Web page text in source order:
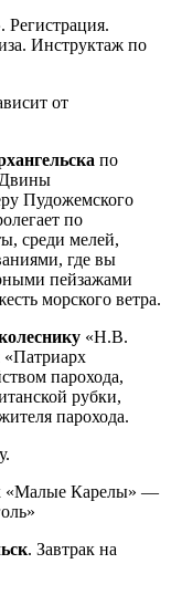
. Регистрация.
Инструктаж по
от
по
Двины
Пудожемского
по
среди мелей,
где вы
пейзажами
морского ветра.
«Н.В.
«Патриарх
парохода,
рубки,
парохода.
«Малые Карелы» —
. Завтрак на